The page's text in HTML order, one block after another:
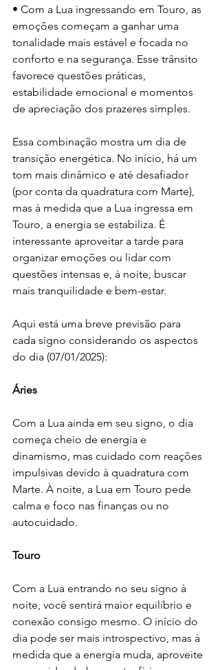
• Com a Lua ingressando em Touro, as
emoções começam a ganhar uma
tonalidade mais estável e focada no
conforto e na segurança. Esse trânsito
favorece questões práticas,
estabilidade emocional e momentos
de apreciação dos prazeres simples.
Essa combinação mostra um dia de
transição energética. No início, há um
tom mais dinâmico e até desafiador
(por conta da quadratura com Marte),
mas à medida que a Lua ingressa em
Touro, a energia se estabiliza. É
interessante aproveitar a tarde para
organizar emoções ou lidar com
questões intensas e, à noite, buscar
mais tranquilidade e bem-estar.
Aqui está uma breve previsão para
cada signo considerando os aspectos
do dia (07/01/2025):
Áries
Com a Lua ainda em seu signo, o dia
começa cheio de energia e
dinamismo, mas cuidado com reações
impulsivas devido à quadratura com
Marte. À noite, a Lua em Touro pede
calma e foco nas finanças ou no
autocuidado.
Touro
Com a Lua entrando no seu signo à
noite, você sentirá maior equilíbrio e
conexão consigo mesmo. O início do
dia pode ser mais introspectivo, mas à
medida que a energia muda, aproveite